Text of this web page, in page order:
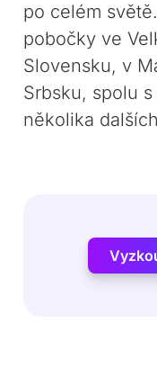
po celém
pobočky ve
Slovensku, v
Srbsku, spolu
několika